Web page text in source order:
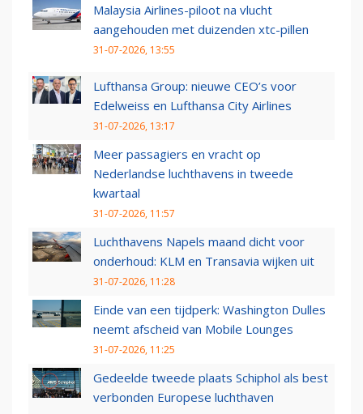
Malaysia Airlines-piloot na vlucht
aangehouden met duizenden xtc-pillen
31-07-2026, 13:55
Lufthansa Group: nieuwe CEO’s voor
Edelweiss en Lufthansa City Airlines
31-07-2026, 13:17
Meer passagiers en vracht op
Nederlandse luchthavens in tweede
kwartaal
31-07-2026, 11:57
Luchthavens Napels maand dicht voor
onderhoud: KLM en Transavia wijken uit
31-07-2026, 11:28
Einde van een tijdperk: Washington Dulles
neemt afscheid van Mobile Lounges
31-07-2026, 11:25
Gedeelde tweede plaats Schiphol als best
verbonden Europese luchthaven